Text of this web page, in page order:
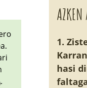
.
1.
hasi